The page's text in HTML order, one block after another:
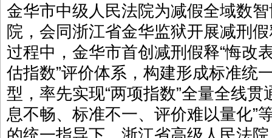
金华市中级人民法院为减假全域数
院，会同浙江省金华监狱开展减刑
过程中，金华市首创减刑假释“悔改
估指数”评价体系，构建形成标准统
型，率先实现“两项指数”全量全线
息不畅、标准不一、评价难以量化”